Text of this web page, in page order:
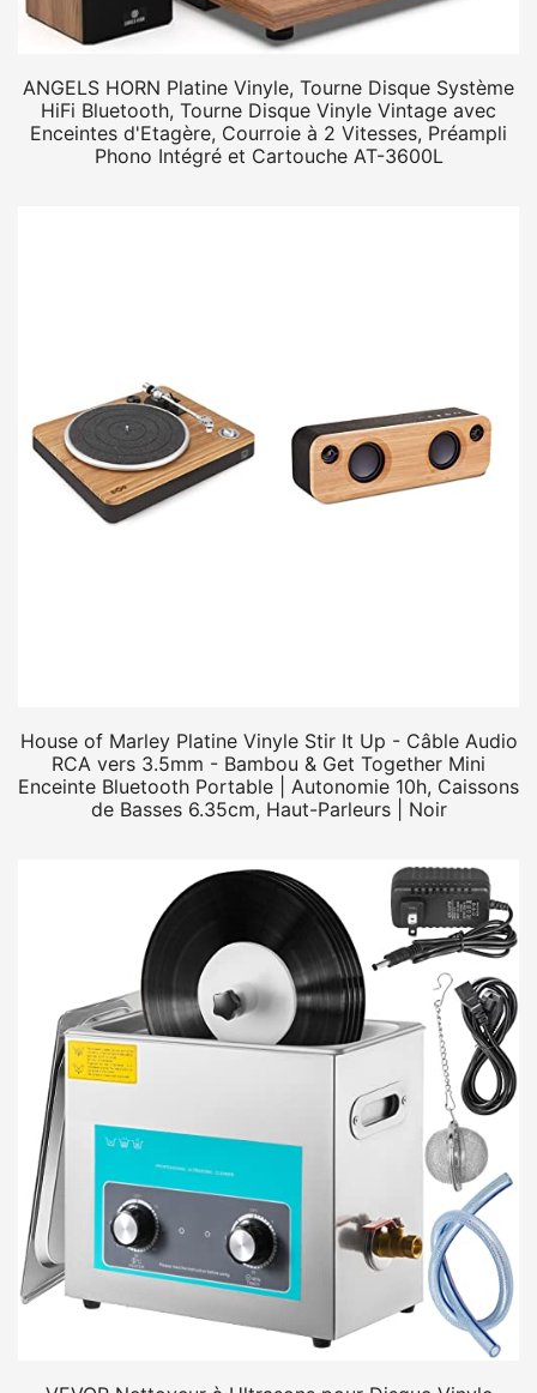
ANGELS HORN Platine Vinyle, Tourne Disque Système
HiFi Bluetooth, Tourne Disque Vinyle Vintage avec
Enceintes d'Etagère, Courroie à 2 Vitesses, Préampli
Phono Intégré et Cartouche AT-3600L
House of Marley Platine Vinyle Stir It Up - Câble Audio
RCA vers 3.5mm - Bambou & Get Together Mini
Enceinte Bluetooth Portable | Autonomie 10h, Caissons
de Basses 6.35cm, Haut-Parleurs | Noir